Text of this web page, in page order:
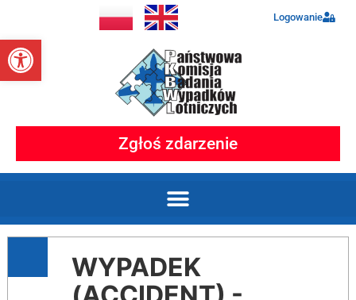
Otwórz pasek narzędzi
Logowanie
Zgłoś zdarzenie
WYPADEK